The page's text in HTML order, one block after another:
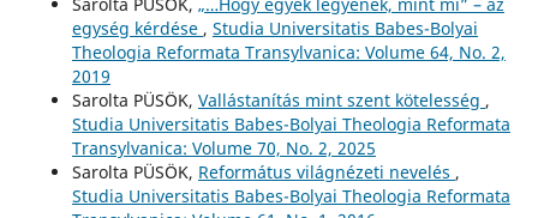
egység kérdése , Studia Universitatis Babes-Bolyai
Theologia Reformata Transylvanica: Volume 64, No. 2,
2019
Sarolta PÜSÖK, Vallástanítás mint szent kötelesség ,
Studia Universitatis Babes-Bolyai Theologia Reformata
Transylvanica: Volume 70, No. 2, 2025
Sarolta PÜSÖK, Református világnézeti nevelés ,
Studia Universitatis Babes-Bolyai Theologia Reformata